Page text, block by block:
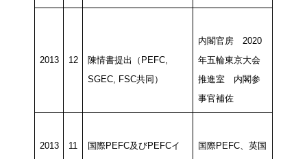
2013 12
陳情書提出（PEFC,
SGEC, FSC共同）
内閣官房 2020
年五輪東京大会
推進室 内閣参
事官補佐
2013 11
国際PEFC及びPEFCイ
国際PEFC、英国